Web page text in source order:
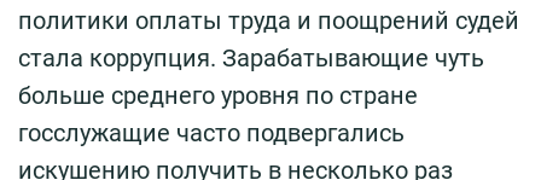
политики оплаты труда и поощрений судей
стала коррупция. Зарабатывающие чуть
больше среднего уровня по стране
госслужащие часто подвергались
искушению получить в несколько раз